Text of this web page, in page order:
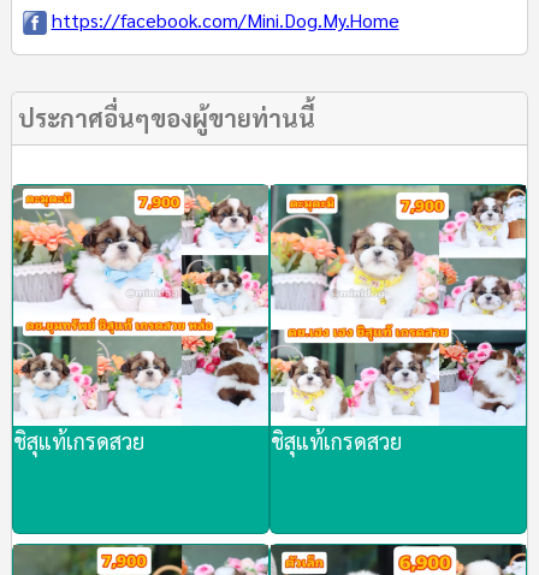
https://facebook.com/Mini.Dog.My.Home
ประกาศอื่นๆของผู้ขายท่านนี้
ชิสุแท้เกรดสวย ชิสุแท้เกรดสวย